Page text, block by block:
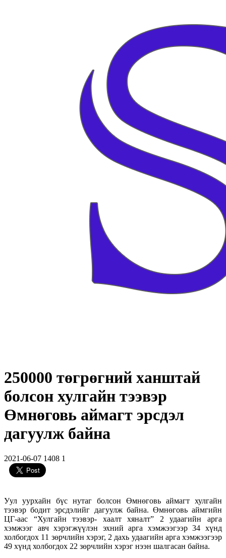
250000 төгрөгний ханштай
болсон хулгайн тээвэр
Өмнөговь аймагт эрсдэл
дагуулж байна
2021-06-07 1408 1
Уул уурхайн бүс нутаг болсон Өмнөговь аймагт хулгайн
тээвэр бодит эрсдэлийг дагуулж байна. Өмнөговь аймгийн
ЦГ-аас “Хулгайн тээвэр- хаалт хяналт” 2 удаагийн арга
хэмжээг авч хэрэгжүүлэн эхний арга хэмжээгээр 34 хүнд
холбогдох 11 зөрчлийн хэрэг, 2 дахь удаагийн арга хэмжээгээр
49 хүнд холбогдох 22 зөрчлийн хэрэг нээн шалгасан байна.